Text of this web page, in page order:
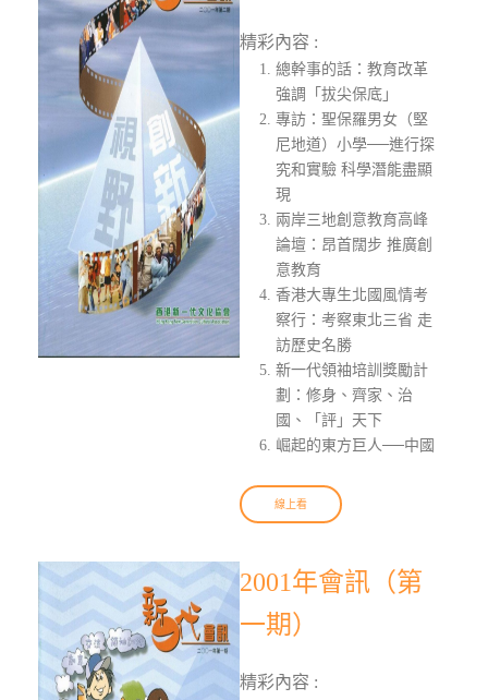
精彩內容 :
總幹事的話：教育改革
強調「拔尖保底」
專訪：聖保羅男女（堅
尼地道）小學──進行探
究和實驗 科學潛能盡顯
現
兩岸三地創意教育高峰
論壇：昂首闊步 推廣創
意教育
香港大專生北國風情考
察行：考察東北三省 走
訪歷史名勝
新一代領袖培訓獎勵計
劃：修身、齊家、治
國、「評」天下
崛起的東方巨人──中國
線上看
2001年會訊（第
一期）
精彩內容 :